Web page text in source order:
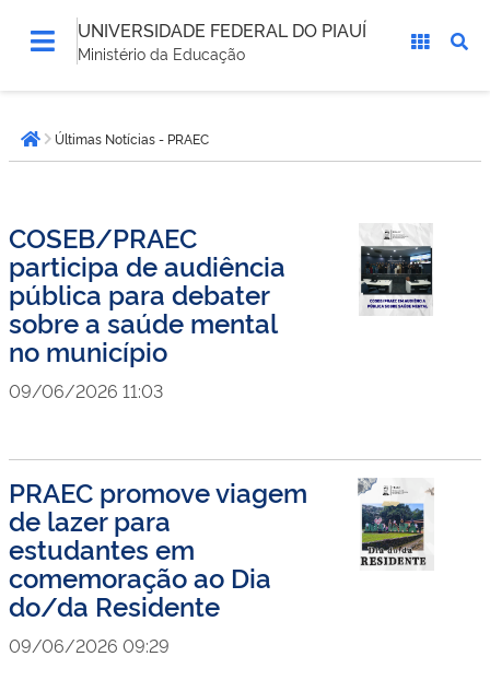
UNIVERSIDADE FEDERAL DO PIAUÍ
Ministério da Educação
está
aqui:Página inicial
Últimas Notícias - PRAEC
COSEB/PRAEC
participa de audiência
pública para debater
sobre a saúde mental
no município
09/06/2026 11:03
PRAEC promove viagem
de lazer para
estudantes em
comemoração ao Dia
do/da Residente
09/06/2026 09:29